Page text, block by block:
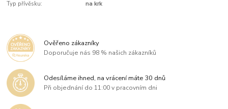
Typ přívěsku:
na krk
Ověřeno zákazníky
Doporučuje nás 98 % našich zákazníků
Odesíláme ihned, na vrácení máte 30 dnů
Při objednání do 11:00 v pracovním dni